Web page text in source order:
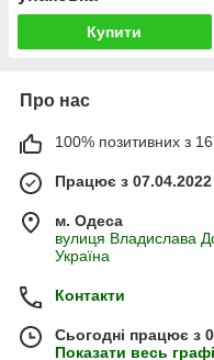
Купити
Про нас
100% позитивних з
Працює з 07.04.2022
м. Одеса
вулиця Владислава
Україна
Контакти
Сьогодні працює з
Показати весь